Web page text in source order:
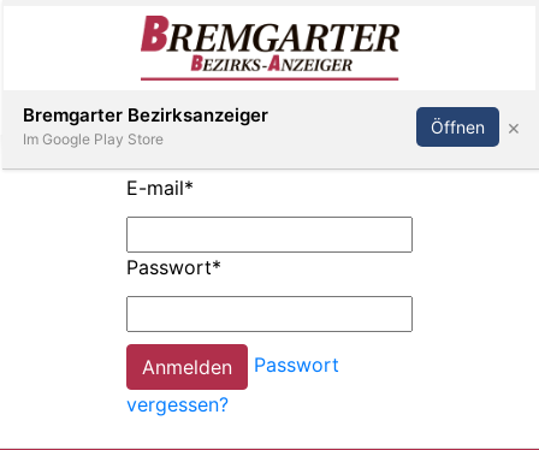
E-
Inserieren Abonnieren Anmelden
E-mail*
Passwort*
Passwort
vergessen?
Bremgarter Bezirksanzeiger
Im Google Play Store
Öffnen ×